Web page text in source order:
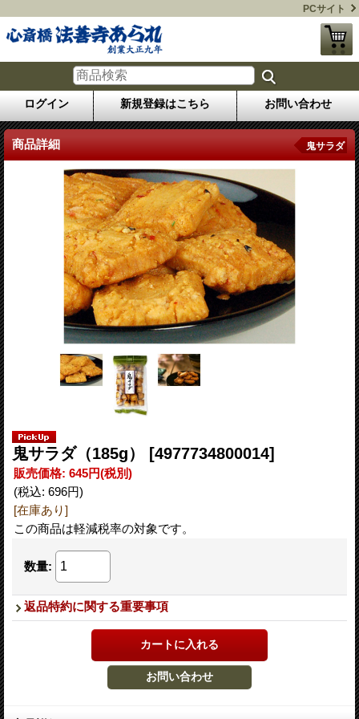
PCサイト
ログイン 新規登録はこちら お問い合わせ
商品詳細 鬼サラダ
鬼サラダ（185g） [4977734800014]
販売価格: 645円(税別)
(税込: 696円)
[在庫あり]
この商品は軽減税率の対象です。
数量:
返品特約に関する重要事項